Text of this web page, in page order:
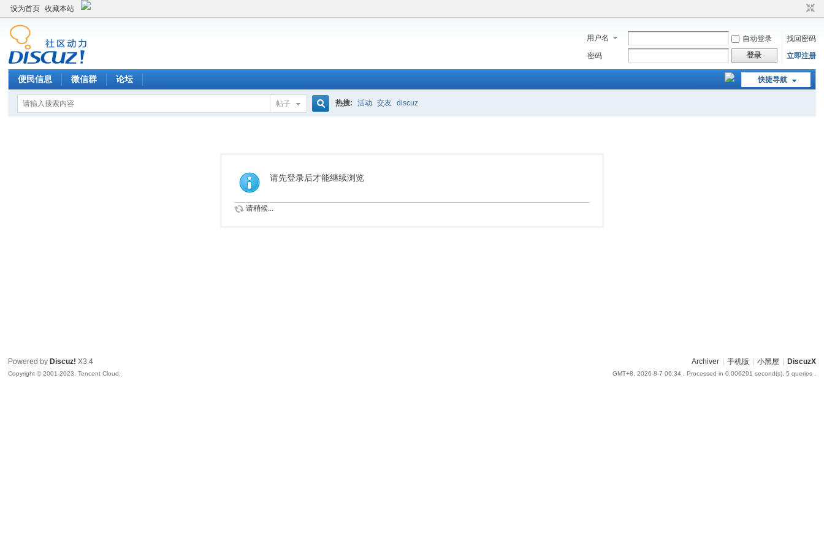
设为首页 收藏本站
用户名 自动登录
找回密码
密码
登录 立即注册
快捷导航
便民信息 微信群 论坛
帖子
索
热搜: 活动 交友 discuz
请先登录后才能继续浏览
请稍候...
Archiver 手机版 小黑屋 DiscuzX
GMT+8, 2026-8-7 06:34, Processed in 0.006291 second(s), 5 queries .
Powered by Discuz! X3.4
Copyright © 2001-2023, Tencent Cloud.